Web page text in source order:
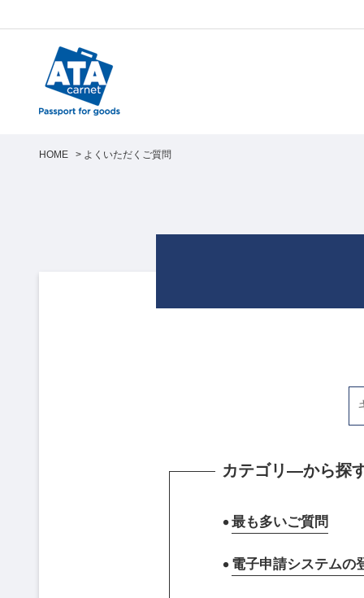
HOME > よくいただくご質問
カテゴリ―から探
最も多いご質問
電子申請システムの